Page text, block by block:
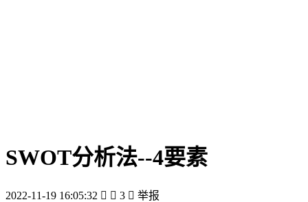
SWOT分析法--4要素
2022-11-19 16:05:32   3  举报